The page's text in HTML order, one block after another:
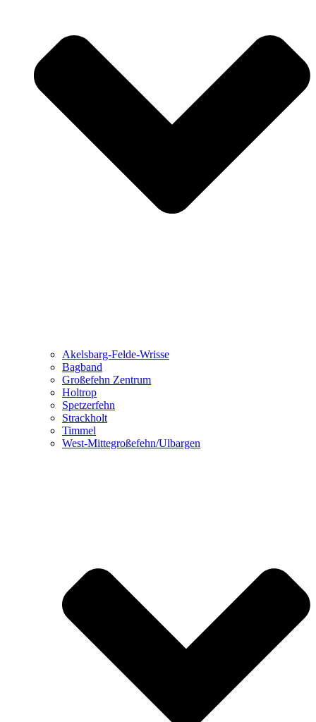
Akelsbarg-Felde-Wrisse
Bagband
Großefehn Zentrum
Holtrop
Spetzerfehn
Strackholt
Timmel
West-Mittegroßefehn/Ulbargen